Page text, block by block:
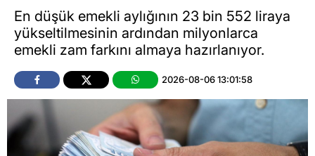
En düşük emekli aylığının 23 bin 552 liraya
yükseltilmesinin ardından milyonlarca
emekli zam farkını almaya hazırlanıyor.
2026-08-06 13:01:58